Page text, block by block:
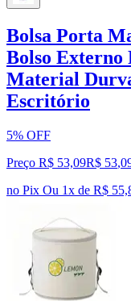
Bolsa Porta
Bolso Externo
Material
Escritório
5% OFF
Preço R$ 53,09R$ 53,
no Pix Ou 1x de R$